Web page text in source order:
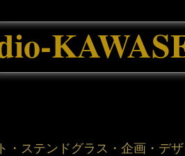
・ステンドグラス・企画・デ